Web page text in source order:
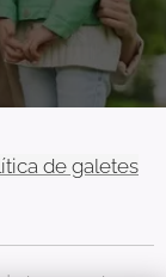
de galetes